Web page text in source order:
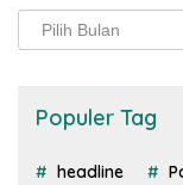
Arsip
Populer Tag
headline